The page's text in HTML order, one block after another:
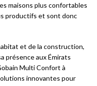
maisons plus confortables
productifs et sont donc
et de la construction,
présence aux Émirats
Multi Confort à
innovantes pour